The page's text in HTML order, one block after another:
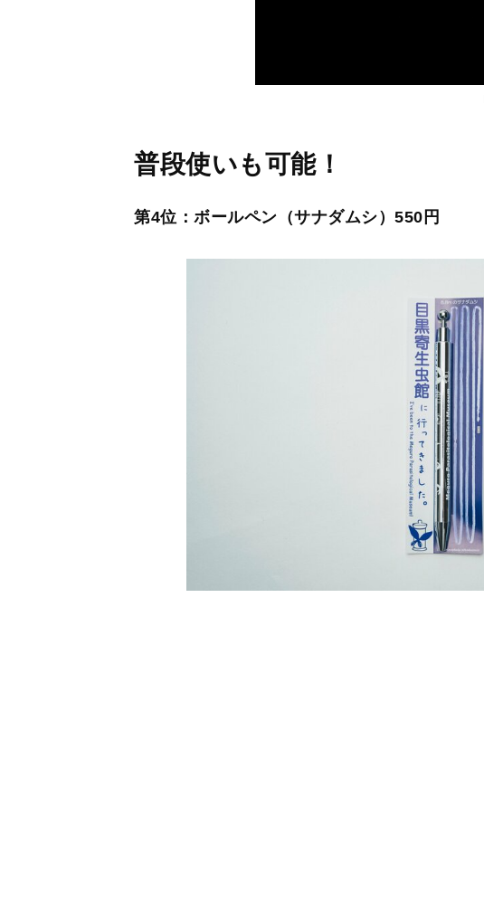
普段使いも可能！
第4位：ボールペン（サナダムシ）550円